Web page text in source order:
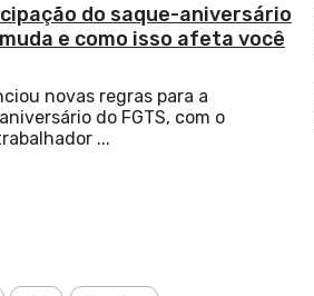
do saque-aniversário
e como isso afeta você
novas regras para a
do FGTS, com o
...